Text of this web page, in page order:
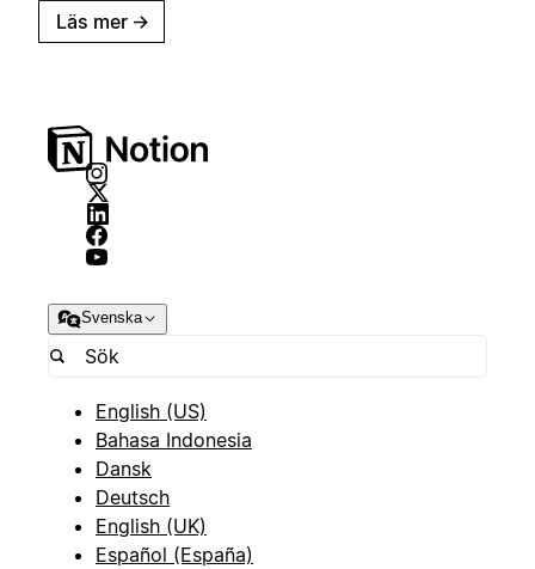
Läs mer →
Svenska
English (US)
Bahasa Indonesia
Dansk
Deutsch
English (UK)
Español (España)